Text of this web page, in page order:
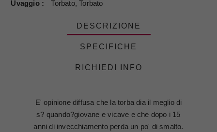
Uvaggio
Torbato, Torbato
DESCRIZIONE
SPECIFICHE
RICHIEDI INFO
E' opinione diffusa che la torba dia il meglio di
s? quando?giovane e vicave e che dopo i 15
anni di invecchiamento perda un po' di smalto.